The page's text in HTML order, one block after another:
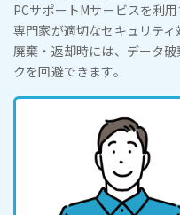
PCサポートMサービスを利
専門家が適切なセキュリティ
廃棄・返却時には、データ
クを回避できます。